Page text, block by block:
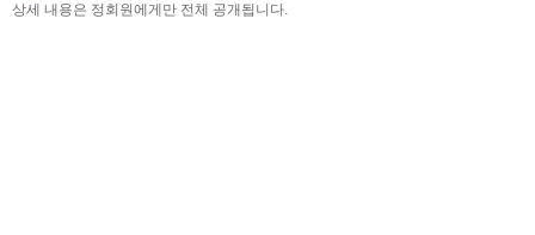
상세 내용은 정회원에게만 전체 공개됩니다.